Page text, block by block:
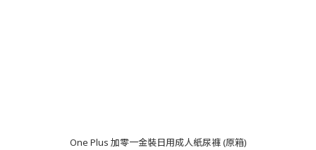
One Plus 加零一金裝日用成人紙尿褲 (原箱)